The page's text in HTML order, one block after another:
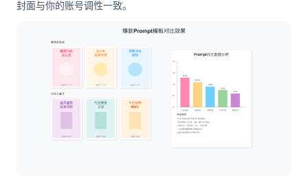
封面与你的账号调性一致。